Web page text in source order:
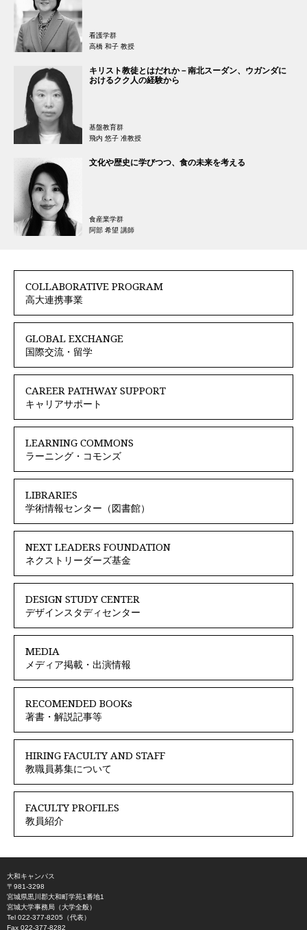
看護学群
高橋 和子 教授
キリスト教徒とはだれか－南北スーダン、ウガンダに
おけるクク人の経験から
基盤教育群
飛内 悠子 准教授
文化や歴史に学びつつ、食の未来を考える
食産業学群
阿部 希望 講師
COLLABORATIVE PROGRAM
高大連携事業
GLOBAL EXCHANGE
国際交流・留学
CAREER PATHWAY SUPPORT
キャリアサポート
LEARNING COMMONS
ラーニング・コモンズ
LIBRARIES
学術情報センター（図書館）
NEXT LEADERS FOUNDATION
ネクストリーダーズ基金
DESIGN STUDY CENTER
デザインスタディセンター
MEDIA
メディア掲載・出演情報
RECOMENDED BOOKs
著書・解説記事等
HIRING FACULTY AND STAFF
教職員募集について
FACULTY PROFILES
教員紹介
大和キャンパス
〒981-3298
宮城県黒川郡大和町学苑1番地1
宮城大学事務局（大学全般）
Tel 022-377-8205（代表）
Fax 022-377-8282